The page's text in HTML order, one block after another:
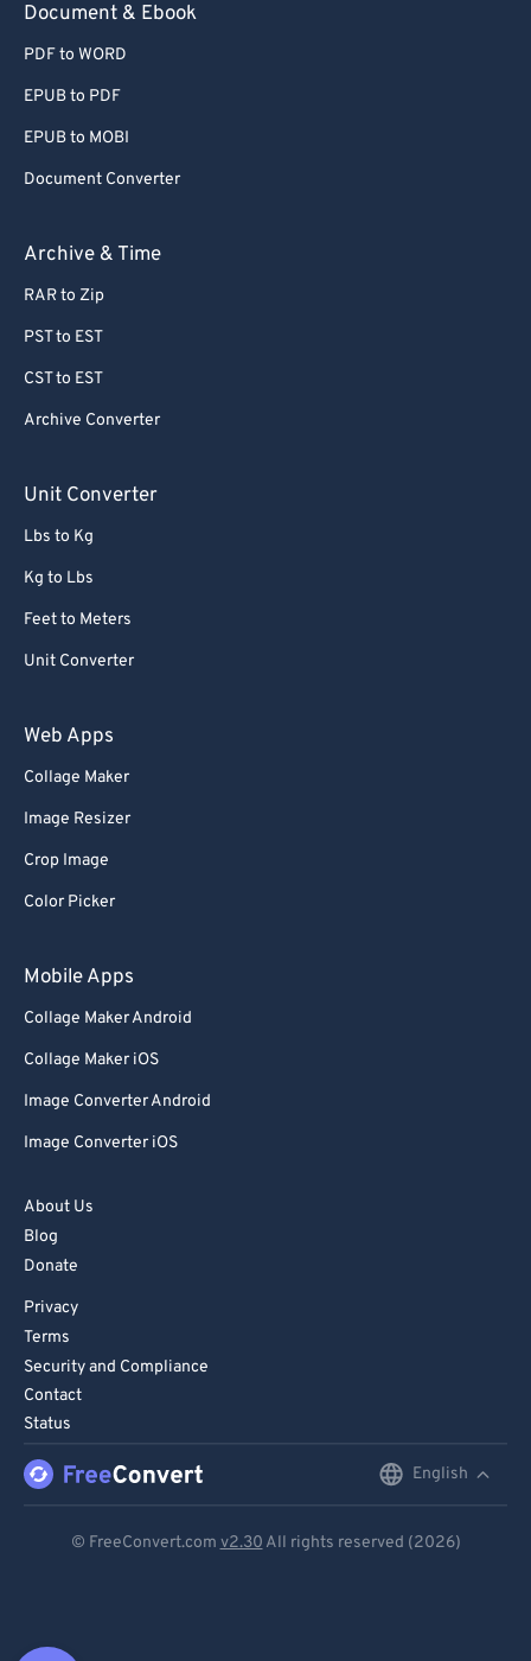
Document & Ebook
PDF to WORD
EPUB to PDF
EPUB to MOBI
Document Converter
Archive & Time
RAR to Zip
PST to EST
CST to EST
Archive Converter
Unit Converter
Lbs to Kg
Kg to Lbs
Feet to Meters
Unit Converter
Web Apps
Collage Maker
Image Resizer
Crop Image
Color Picker
Mobile Apps
Collage Maker Android
Collage Maker iOS
Image Converter Android
Image Converter iOS
About Us
Blog
Donate
Privacy
Terms
Security and Compliance
Contact
Status
English
© FreeConvert.com v2.30 All rights reserved (2026)